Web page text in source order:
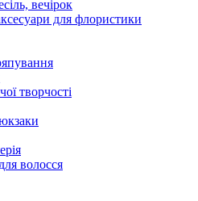
вечірок
для флористики
творчості
волосся